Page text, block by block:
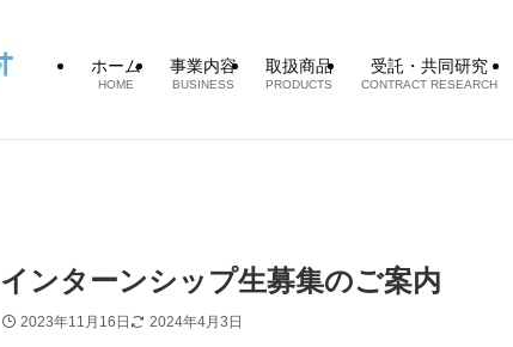
ホーム
HOME
事業内容
BUSINESS
取扱商品
PRODUCTS
受託・共同研究
CONTRACT RESEARCH
インターンシップ生募集のご案内
2023年11月16日 2024年4月3日